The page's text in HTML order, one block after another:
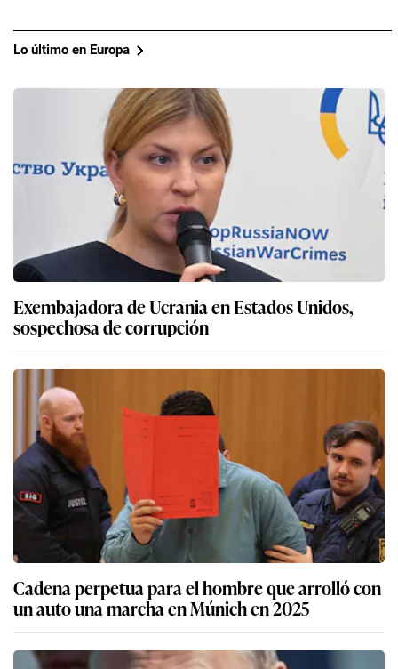
Lo último en Europa
Exembajadora de Ucrania en Estados Unidos,
sospechosa de corrupción
Cadena perpetua para el hombre que arrolló con
un auto una marcha en Múnich en 2025